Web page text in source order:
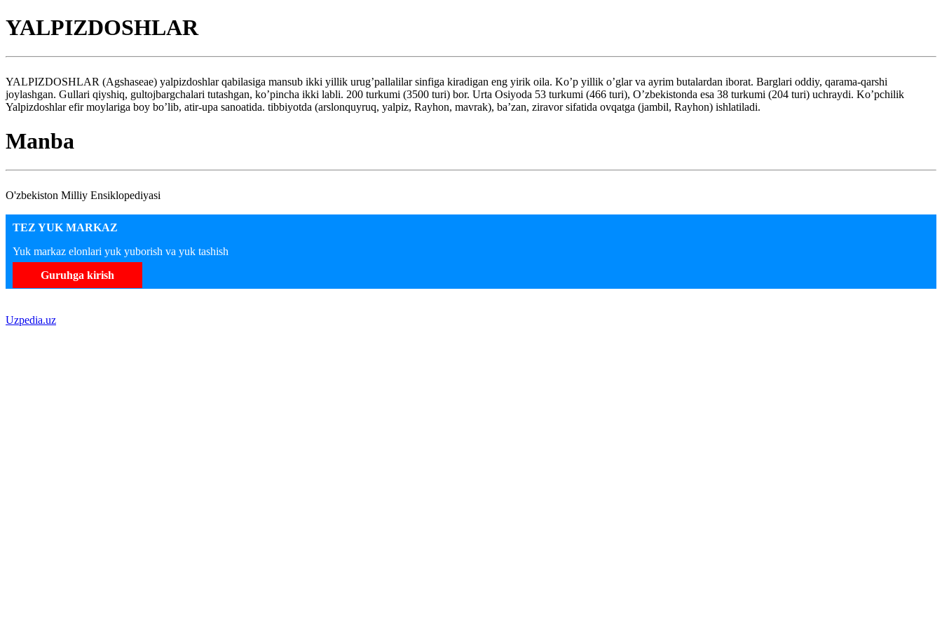
YALPIZDOSHLAR
YALPIZDOSHLAR (Agshaseae) yalpizdoshlar qabilasiga mansub ikki yillik urug’pallalilar sinfiga kiradigan eng yirik oila. Ko’p yillik o’glar va ayrim butalardan iborat. Barglari oddiy, qarama-qarshi
joylashgan. Gullari qiyshiq, gultojbargchalari tutashgan, ko’pincha ikki labli. 200 turkumi (3500 turi) bor. Urta Osiyoda 53 turkumi (466 turi), O’zbekistonda esa 38 turkumi (204 turi) uchraydi. Ko’pchilik
Yalpizdoshlar efir moylariga boy bo’lib, atir-upa sanoatida. tibbiyotda (arslonquyruq, yalpiz, Rayhon, mavrak), ba’zan, ziravor sifatida ovqatga (jambil, Rayhon) ishlatiladi.
Manba
O'zbekiston Milliy Ensiklopediyasi
TEZ YUK MARKAZ
Yuk markaz elonlari yuk yuborish va yuk tashish
Guruhga kirish
Uzpedia.uz